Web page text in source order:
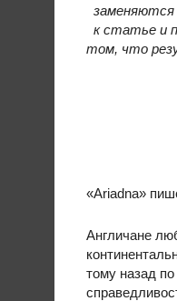
заменяются
к статье и
том, что
«Ariadna»
Англичане
тому назад